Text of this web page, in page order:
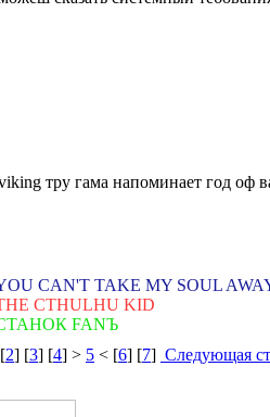
тру гама напоминает год оф
CAN'T TAKE MY SOUL
CTHULHU KID
FANЪ
2] [3] [4] > 5 < [6] [7] Следующая